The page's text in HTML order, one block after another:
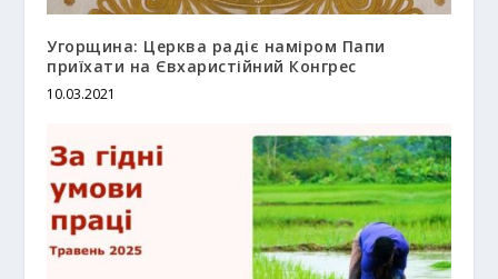
Угорщина: Церква радіє наміром Папи
приїхати на Євхаристійний Конгрес
10.03.2021